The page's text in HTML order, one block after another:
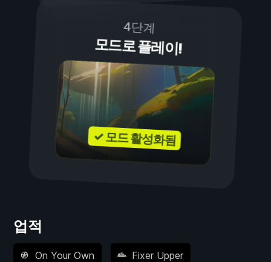
4단계
모드로 플레이!
✓ 모드 활성화됨
업적
On Your Own Fixer Upper